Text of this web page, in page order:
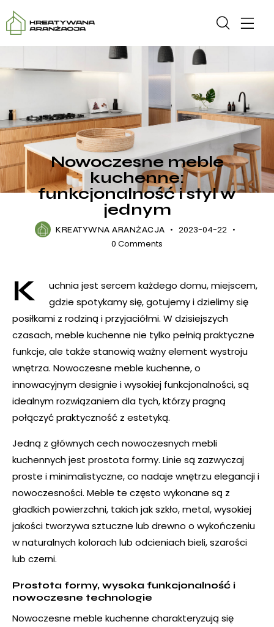
DOM
Nowoczesne meble
kuchenne:
funkcjonalność i styl w
jednym
KREATYWNA ARANŻACJA
2023-04-22
0 Comments
K
uchnia jest sercem każdego domu, miejscem,
gdzie spotykamy się, gotujemy i dzielimy się
posiłkami z rodziną i przyjaciółmi. W dzisiejszych
czasach, meble kuchenne nie tylko pełnią praktyczne
funkcje, ale także stanowią ważny element wystroju
wnętrza. Nowoczesne meble kuchenne, o
innowacyjnym designie i wysokiej funkcjonalności, są
idealnym rozwiązaniem dla tych, którzy pragną
połączyć praktyczność z estetyką.
Jedną z głównych cech nowoczesnych mebli
kuchennych jest prostota formy. Linie są zazwyczaj
proste i minimalistyczne, co nadaje wnętrzu elegancji i
nowoczesności. Meble te często wykonane są z
gładkich powierzchni, takich jak szkło, metal, wysokiej
jakości tworzywa sztuczne lub drewno o wykończeniu
w naturalnych kolorach lub odcieniach bieli, szarości
lub czerni.
Prostota formy, wysoka funkcjonalność i
nowoczesne technologie
Nowoczesne meble kuchenne charakteryzują się